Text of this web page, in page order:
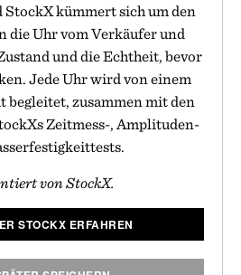
StockX kümmert sich um den
die Uhr vom Verkäufer und
und die Echtheit, bevor
Jede Uhr wird von einem
zusammen mit den
Zeitmess-, Amplituden-
von StockX.
STOCKX ERFAHREN